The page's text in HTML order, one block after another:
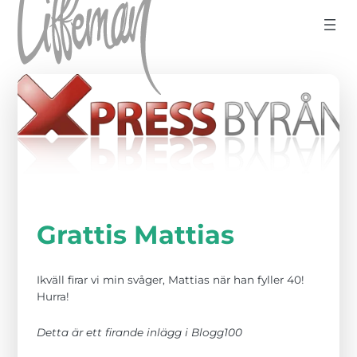
Hoppa till innehåll
Grattis Mattias
Ikväll firar vi min svåger, Mattias när han fyller 40!
Hurra!
Detta är ett firande inlägg i Blogg100